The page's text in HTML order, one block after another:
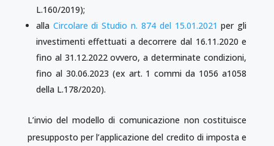
L.160/2019);
alla Circolare di Studio n. 874 del 15.01.2021 per gli
investimenti effettuati a decorrere dal 16.11.2020 e
fino al 31.12.2022 ovvero, a determinate condizioni,
fino al 30.06.2023 (ex art. 1 commi da 1056 a1058
della L.178/2020).
L’invio del modello di comunicazione non costituisce
presupposto per l’applicazione del credito di imposta e